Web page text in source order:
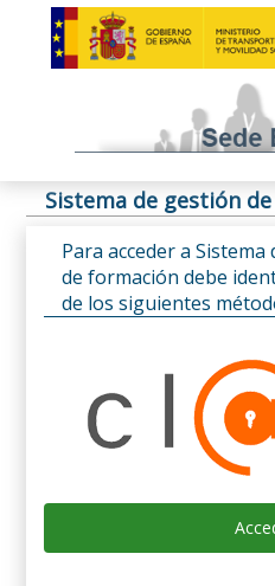
Sistema de gestión
Para acceder a
de formación debe
de los siguientes